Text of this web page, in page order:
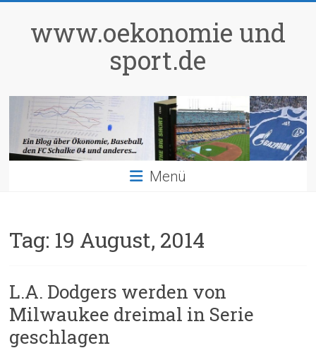
springenwww.oekonomie und
sport.de
Menü
Tag: 19 August, 2014
L.A. Dodgers werden von
Milwaukee dreimal in Serie
geschlagen